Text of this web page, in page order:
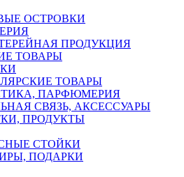
ОСТРОВКИ
ПРОДУКЦИЯ
ТОВАРЫ
ТОВАРЫ
ПАРФЮМЕРИЯ
СВЯЗЬ, АКСЕССУАРЫ
ПРОДУКТЫ
СТОЙКИ
ПОДАРКИ